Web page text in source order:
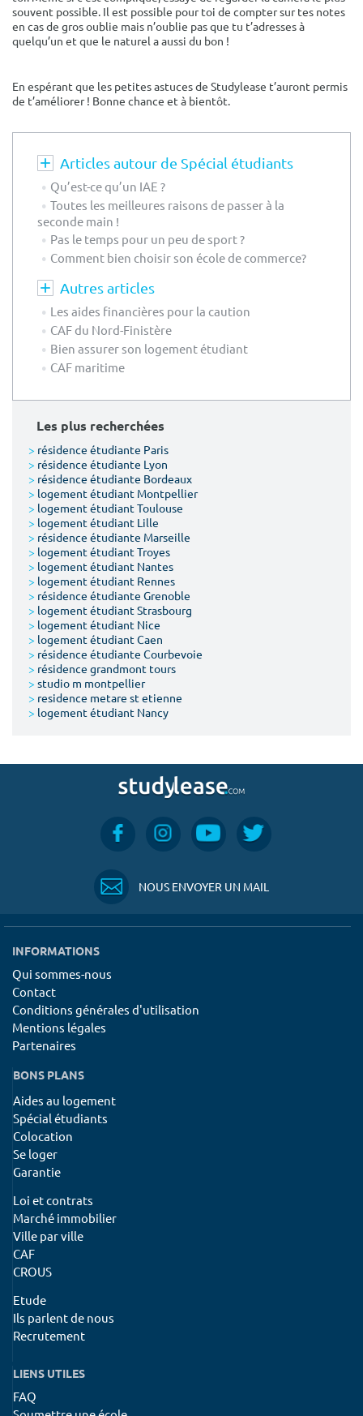
souvent possible. Il est possible pour toi de compter sur tes notes
en cas de gros oublie mais n’oublie pas que tu t’adresses à
quelqu’un et que le naturel a aussi du bon !
En espérant que les petites astuces de Studylease t’auront permis
de t’améliorer ! Bonne chance et à bientôt.
Articles autour de Spécial étudiants
Qu’est-ce qu’un IAE ?
Toutes les meilleures raisons de passer à la
seconde main !
Pas le temps pour un peu de sport ?
Comment bien choisir son école de commerce?
Autres articles
Les aides financières pour la caution
CAF du Nord-Finistère
Bien assurer son logement étudiant
CAF maritime
Les plus recherchées
> résidence étudiante Paris
> résidence étudiante Lyon
> résidence étudiante Bordeaux
> logement étudiant Montpellier
> logement étudiant Toulouse
> logement étudiant Lille
> résidence étudiante Marseille
> logement étudiant Troyes
> logement étudiant Nantes
> logement étudiant Rennes
> résidence étudiante Grenoble
> logement étudiant Strasbourg
> logement étudiant Nice
> logement étudiant Caen
> résidence étudiante Courbevoie
> résidence grandmont tours
> studio m montpellier
> residence metare st etienne
> logement étudiant Nancy
NOUS ENVOYER UN MAIL
INFORMATIONS
Qui sommes-nous
Contact
Conditions générales d'utilisation
Mentions légales
Partenaires
BONS PLANS
Aides au logement
Spécial étudiants
Colocation
Se loger
Garantie
Loi et contrats
Marché immobilier
Ville par ville
CAF
CROUS
Etude
Ils parlent de nous
Recrutement
LIENS UTILES
FAQ